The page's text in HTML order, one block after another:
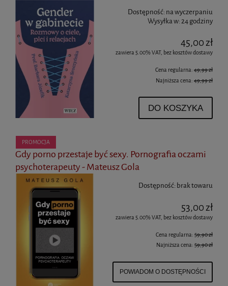
Dostępność: na wyczerpaniu
Wysyłka w:24 godziny
45,00 zł
zawiera 5.00% VAT, bez kosztów dostawy
Cena regularna: 49,99 zł
Najniższa cena: 49,99 zł
DO KOSZYKA
Gdy porno przestaje być sexy. Pornografia oczami
psychoterapeuty - Mateusz Gola
Dostępność: brak towaru
53,00 zł
zawiera 5.00% VAT, bez kosztów dostawy
Cena regularna: 59,90 zł
Najniższa cena: 59,90 zł
POWIADOM O DOSTĘPNOŚCI
PROMOCJA